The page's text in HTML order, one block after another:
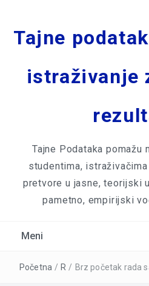
Tajne
istraživanje
Tajne Podataka pomažu
studentima,
pretvore u jasne, teorijski
pametno, empirijski
Meni
Početna / R / Brz početak rada